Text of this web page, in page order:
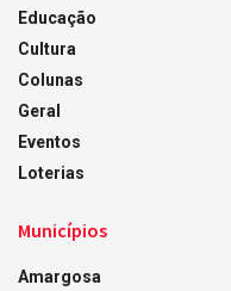
Educação
Cultura
Colunas
Geral
Eventos
Loterias
Municípios
Amargosa